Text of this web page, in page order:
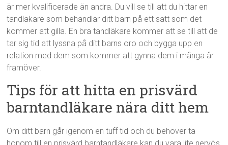
är mer kvalificerade än andra. Du vill se till att du hittar en
tandläkare som behandlar ditt barn på ett sätt som det
kommer att gilla. En bra tandläkare kommer att se till att de
tar sig tid att lyssna på ditt barns oro och bygga upp en
relation med dem som kommer att gynna dem i många år
framöver.
Tips för att hitta en prisvärd
barntandläkare nära ditt hem
Om ditt barn går igenom en tuff tid och du behöver ta